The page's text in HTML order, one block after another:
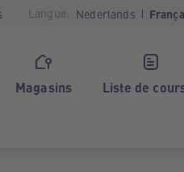
Langue: Nederlands
Magasins Liste de